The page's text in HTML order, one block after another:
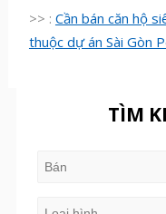
>> : Cần bán căn hộ
thuộc dự án Sài Gòn
TÌM